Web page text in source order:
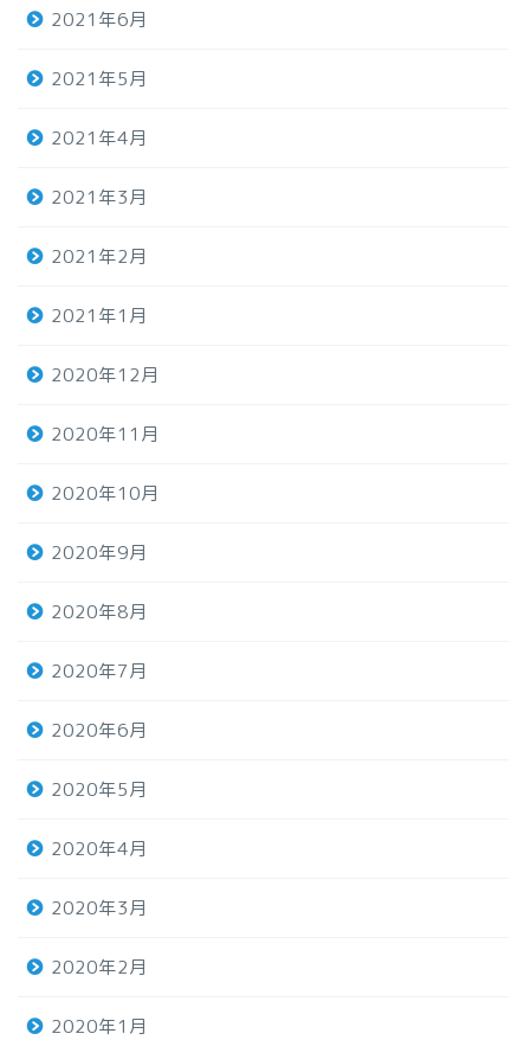
2021年6月
2021年5月
2021年4月
2021年3月
2021年2月
2021年1月
2020年12月
2020年11月
2020年10月
2020年9月
2020年8月
2020年7月
2020年6月
2020年5月
2020年4月
2020年3月
2020年2月
2020年1月